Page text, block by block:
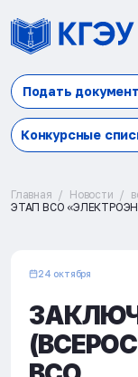
Подать
Конкурсные
Главная Новости
ЭТАП ВСО
24 октября